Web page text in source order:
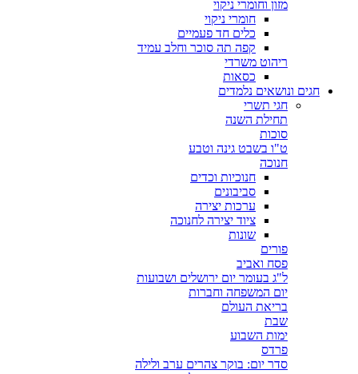
מזון וחומרי ניקוי
חומרי ניקוי
כלים חד פעמיים
קפה תה סוכר וחלב עמיד
ריהוט משרדי
כסאות
חגים ונושאים נלמדים
חגי תשרי
תחילת השנה
סוכות
ט"ו בשבט גינה וטבע
חנוכה
חנוכיות וכדים
סביבונים
ערכות יצירה
ציוד יצירה לחנוכה
שונות
פורים
פסח ואביב
ל"ג בעומר יום ירושלים ושבועות
יום המשפחה וחברות
בריאת העולם
שבת
ימות השבוע
פרדס
סדר יום: בוקר צהרים ערב ולילה